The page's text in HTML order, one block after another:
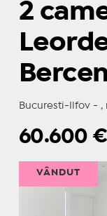
2
Bucuresti-Ilfov - ,
60.600€
VÂNDUT